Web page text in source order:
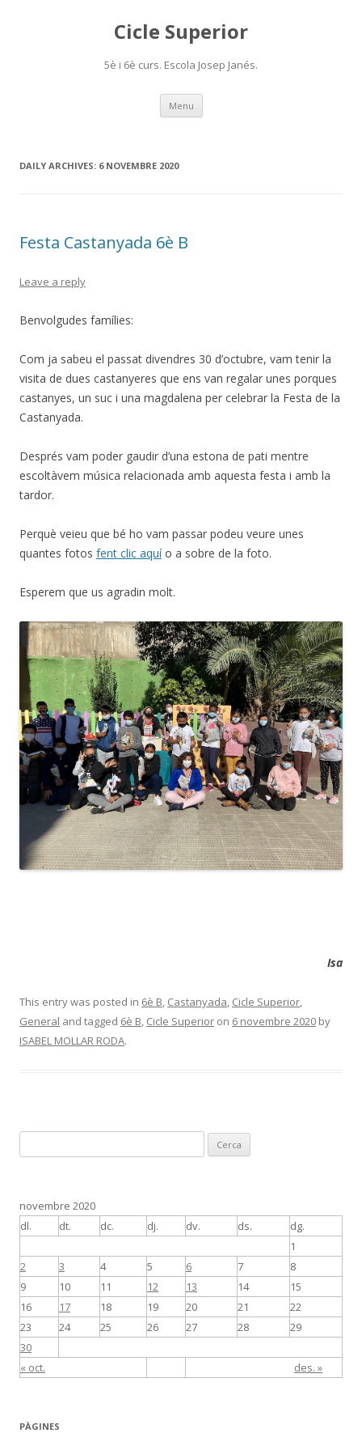
Cicle Superior
5è i 6è curs. Escola Josep Janés.
Menu Skip
content
DAILY ARCHIVES: 6 NOVEMBRE 2020
Festa Castanyada 6è B
Leave a reply
Benvolgudes famílies:
Com ja sabeu el passat divendres 30 d’octubre, vam tenir la
visita de dues castanyeres que ens van regalar unes porques
castanyes, un suc i una magdalena per celebrar la Festa de la
Castanyada.
Després vam poder gaudir d’una estona de pati mentre
escoltàvem música relacionada amb aquesta festa i amb la
tardor.
Perquè veieu que bé ho vam passar podeu veure unes
quantes fotos fent clic aquío a sobre de la foto.
Esperem que us agradin molt.
Isa
This entry was posted in 6è B, Castanyada, Cicle Superior,
General and tagged 6è B, Cicle Superior on 6 novembre 2020 by
ISABEL MOLLAR RODA.
e
a
:
novembre 2020
dl.
dt. dc. dj. dv. ds. dg.
« oct. des. »
1
2
3 4 5 6 7
8
9
10 11 12 13 14
15
16
17 18 19 20 21
22
23
24 25 26 27 28
29
30
PÀGINES